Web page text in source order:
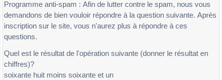
Programme anti-spam : Afin de lutter contre le spam, nous vous
demandons de bien vouloir répondre à la question suivante. Après
inscription sur le site, vous n'aurez plus à répondre à ces
questions.
Quel est le résultat de l'opération suivante (donner le résultat en
chiffres)?
soixante huit moins soixante et un